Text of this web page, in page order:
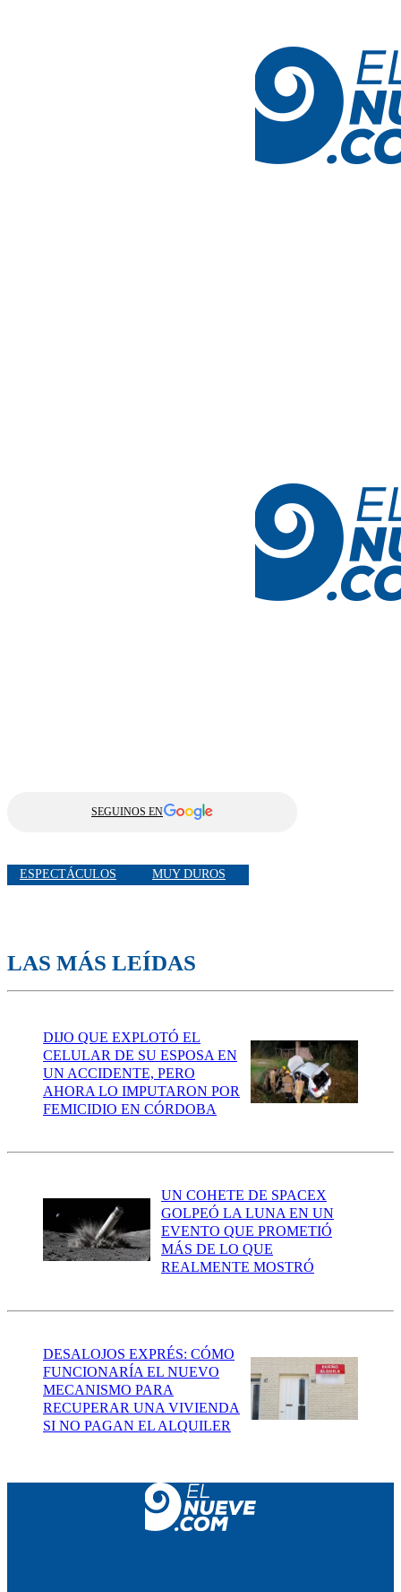
SEGUINOS EN
ESPECTÁCULOS MUY DUROS
LAS MÁS LEÍDAS
DIJO QUE EXPLOTÓ EL
CELULAR DE SU ESPOSA EN
UN ACCIDENTE, PERO
AHORA LO IMPUTARON POR
FEMICIDIO EN CÓRDOBA
UN COHETE DE SPACEX
GOLPEÓ LA LUNA EN UN
EVENTO QUE PROMETIÓ
MÁS DE LO QUE
REALMENTE MOSTRÓ
DESALOJOS EXPRÉS: CÓMO
FUNCIONARÍA EL NUEVO
MECANISMO PARA
RECUPERAR UNA VIVIENDA
SI NO PAGAN EL ALQUILER